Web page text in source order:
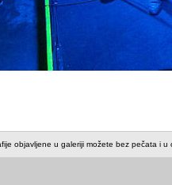
objavljene u galeriji možete bez pečata i